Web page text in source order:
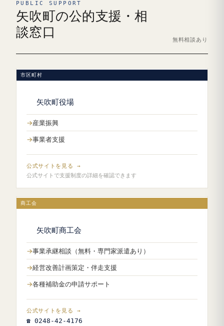
PUBLIC SUPPORT
矢吹町の公的支援・相
談窓口
無料相談あり
市区町村
矢吹町役場
産業振興
事業者支援
公式サイトを見る →
公式サイトで支援制度の詳細を確認できます
商工会
矢吹町商工会
事業承継相談（無料・専門家派遣あり）
経営改善計画策定・伴走支援
各種補助金の申請サポート
公式サイトを見る →
☎ 0248-42-4176